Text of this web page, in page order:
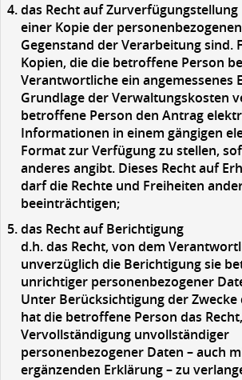
das Recht auf Zurverfügungstellung
einer Kopie der
Gegenstand der Verarbeitung sind.
Kopien, die die betroffene Person
Verantwortliche ein angemessenes
Grundlage der Verwaltungskosten
betroffene Person den Antrag
Informationen in einem gängigen
Format zur Verfügung zu stellen,
anderes angibt. Dieses Recht auf
darf die Rechte und Freiheiten
beeinträchtigen;
das Recht auf Berichtigung
d.h. das Recht, von dem
unverzüglich die Berichtigung sie
unrichtiger personenbezogener
Unter Berücksichtigung der
hat die betroffene Person das
Vervollständigung unvollständiger
personenbezogener Daten – auch
ergänzenden Erklärung – zu